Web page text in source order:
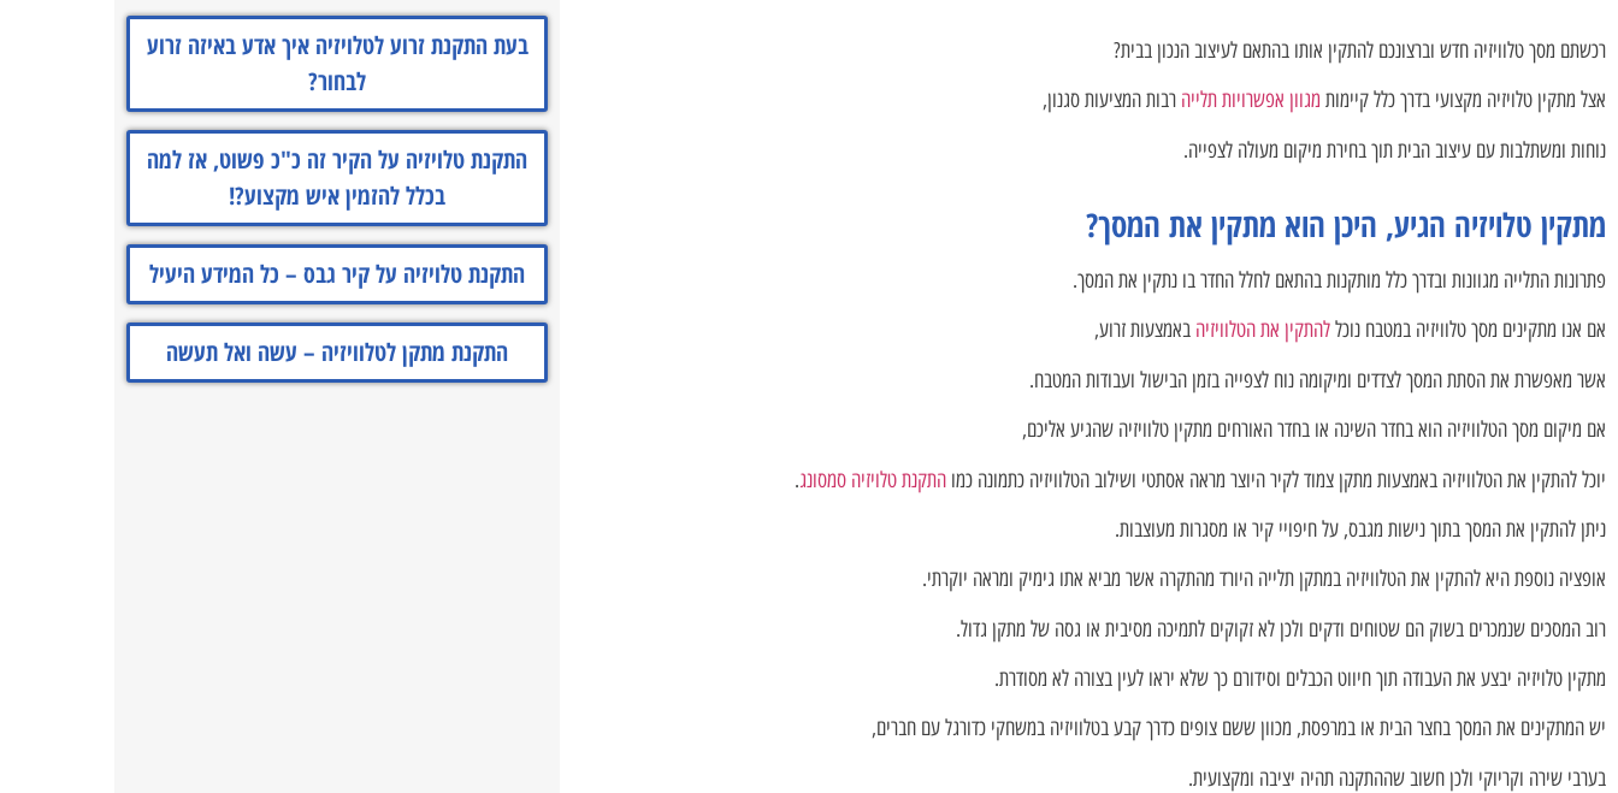
רכשתם מסך טלוויזיה חדש וברצונכם להתקין אותו בהתאם לעיצוב הנכון בבית?
אצל מתקין טלויזיה מקצועי בדרך כלל קיימות מגוון אפשרויות תלייה רבות המציעות סגנון,
נוחות ומשתלבות עם עיצוב הבית תוך בחירת מיקום מעולה לצפייה.
מתקין טלויזיה הגיע, היכן הוא מתקין את המסך?
פתרונות התלייה מגוונות ובדרך כלל מותקנות בהתאם לחלל החדר בו נתקין את המסך.
אם אנו מתקינים מסך טלוויזיה במטבח נוכללהתקין את הטלוויזיה באמצעות זרוע,
אשר מאפשרת את הסתת המסך לצדדים ומיקומה נוח לצפייה בזמן הבישול ועבודות המטבח.
אם מיקום מסך הטלוויזיה הוא בחדר השינה או בחדר האורחים מתקין טלוויזיה שהגיע אליכם,
יוכל להתקין את הטלוויזיה באמצעות מתקן צמוד לקיר היוצר מראה אסתטי ושילוב הטלוויזיה כתמונה כמו התקנת טלויזיה סמסונג.
ניתן להתקין את המסך בתוך נישות מגבס, על חיפויי קיר או מסגרות מעוצבות.
אופציה נוספת היא להתקין את הטלוויזיה במתקן תלייה היורד מהתקרה אשר מביא אתו גימיק ומראה יוקרתי.
רוב המסכים שנמכרים בשוק הם שטוחים ודקים ולכן לא זקוקים לתמיכה מסיבית או גסה של מתקן גדול.
מתקין טלויזיה יבצע את העבודה תוך חיווט הכבלים וסידורם כך שלא יראו לעין בצורה לא מסודרת.
יש המתקינים את המסך בחצר הבית או במרפסת, מכוון ששם צופים כדרך קבע בטלוויזיה במשחקי כדורגל עם חברים,
בערבי שירה וקריוקי ולכן חשוב שההתקנה תהיה יציבה ומקצועית.
בעת התקנת זרוע לטלויזיה איך אדע באיזה זרוע
לבחור?
התקנת טלויזיה על הקיר זה כ"כ פשוט, אז למה
בכלל להזמין איש מקצוע?!
התקנת טלויזיה על קיר גבס – כל המידע היעיל
התקנת מתקן לטלוויזיה – עשה ואל תעשה